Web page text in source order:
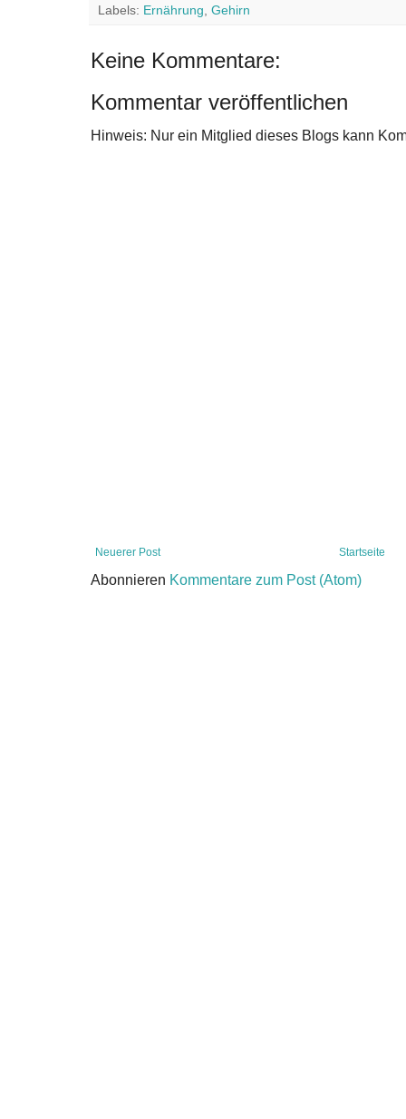
Labels: Ernährung Gehirn
Keine Kommentare:
Kommentar veröffentlichen
Hinweis: Nur ein Mitglied dieses Blogs kann
Neuerer Post Startseite
Abonnieren Kommentare zum Post (Atom)